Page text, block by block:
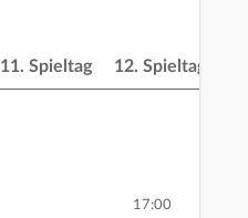
11. Spieltag 12. Spieltag
17:00